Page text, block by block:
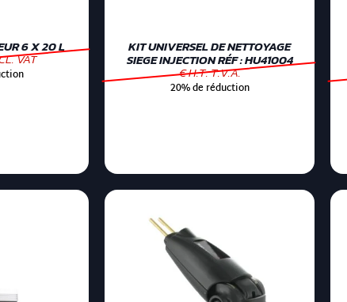
6 X 20 L
VAT
KIT UNIVERSEL DE NETTOYAGE
SIEGE INJECTION RÉF : HU41004
€ H.T. T.V.A.
20% de réduction